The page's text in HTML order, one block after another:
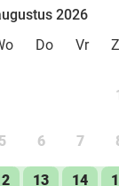
2026
Do Vr
5 6 7
13 14